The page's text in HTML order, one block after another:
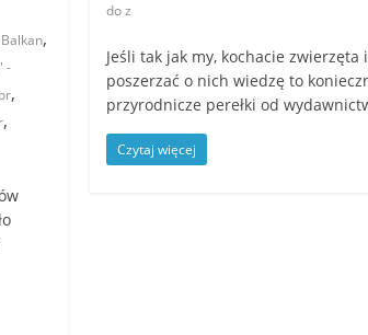
,
-
,
,
do z
Jeśli tak jak my, kochacie zwierzęta
poszerzać o nich wiedzę to
przyrodnicze perełki od
Czytaj więcej